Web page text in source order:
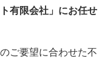
有限会社」にお任せ
ご要望に合わせた不